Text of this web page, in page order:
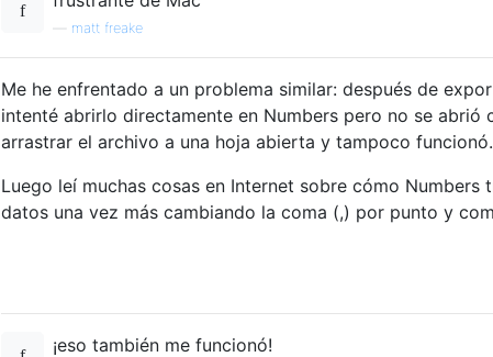
matt freake
Me he enfrentado a un problema similar: después de
intenté abrirlo directamente en Numbers pero no se abrió
arrastrar el archivo a una hoja abierta y tampoco funcionó.
Luego leí muchas cosas en Internet sobre cómo
datos una vez más cambiando la coma (,) por punto y
¡eso también me funcionó!